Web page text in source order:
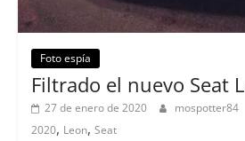
Foto espía
Filtrado el nuevo Seat
27 de enero de 2020 mospotter84
2020, Leon, Seat